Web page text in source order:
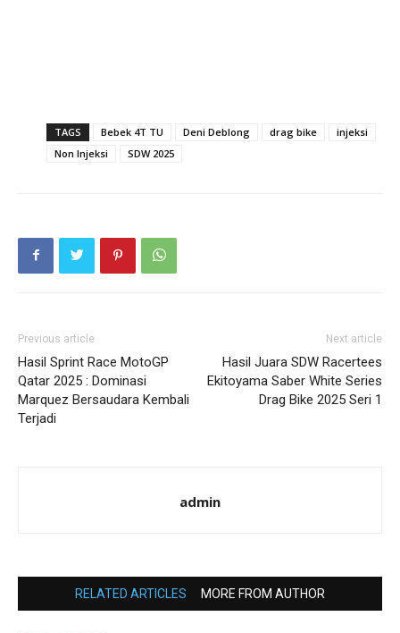
TAGS Bebek 4T TU Deni Deblong drag bike
injeksi
Non Injeksi
SDW 2025
Previous article
Hasil Sprint Race MotoGP
Qatar 2025 : Dominasi
Marquez Bersaudara Kembali
Terjadi
Next article
Hasil Juara SDW Racertees
Ekitoyama Saber White Series
Drag Bike 2025 Seri 1
admin
RELATED ARTICLES MORE FROM AUTHOR